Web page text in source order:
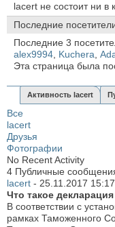
lacert не состоит ни в
Последние
Последние 3
alex9994, Kuchera,
Эта страница была
Активность lacert
Все
lacert
Друзья
Фотографии
No Recent Activity
4 Публичные
lacert - 25.11.2017 15:17
Что такое
В соответствии с
рамках Таможенного